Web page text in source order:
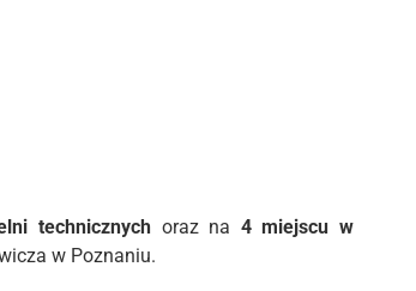
technicznych oraz na 4 miejscu w
w Poznaniu.